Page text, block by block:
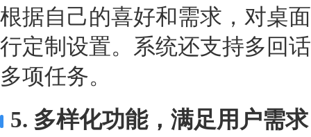
根据自己的喜好和需求，对桌
行定制设置。系统还支持多回
多项任务。
5. 多样化功能，满足用户需求